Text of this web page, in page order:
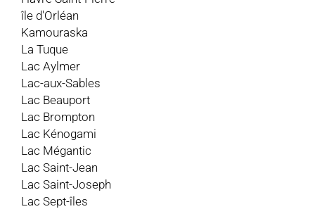
île d'Orléan
Kamouraska
La Tuque
Lac Aylmer
Lac-aux-Sables
Lac Beauport
Lac Brompton
Lac Kénogami
Lac Mégantic
Lac Saint-Jean
Lac Saint-Joseph
Lac Sept-îles